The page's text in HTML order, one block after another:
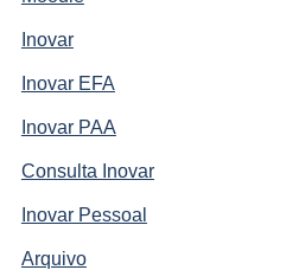
Inovar
Inovar EFA
Inovar PAA
Consulta Inovar
Inovar Pessoal
Arquivo